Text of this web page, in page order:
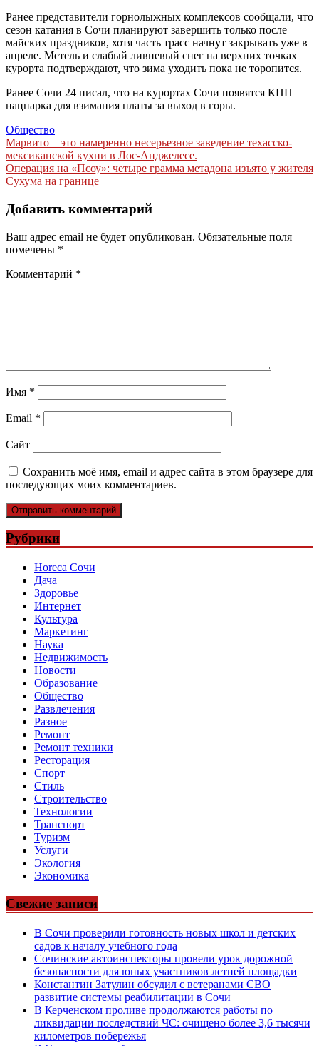
Ранее представители горнолыжных комплексов сообщали, что
сезон катания в Сочи планируют завершить только после
майских праздников, хотя часть трасс начнут закрывать уже в
апреле. Метель и слабый ливневый снег на верхних точках
курорта подтверждают, что зима уходить пока не торопится.
Ранее Сочи 24 писал, что на курортах Сочи появятся КПП
нацпарка для взимания платы за выход в горы.
Общество
Навигация
по
записям
Марвито – это намеренно несерьезное заведение техасско-
мексиканской кухни в Лос-Анджелесе.
Операция на «Псоу»: четыре грамма метадона изъято у жителя
Сухума на границе
Добавить комментарий
Ваш адрес email не будет опубликован. Обязательные поля
помечены *
Комментарий *
Имя *
Email *
Сайт
Сохранить моё имя, email и адрес сайта в этом браузере для
последующих моих комментариев.
Рубрики
Horeca Сочи
Дача
Здоровье
Интернет
Культура
Маркетинг
Наука
Недвижимость
Новости
Образование
Общество
Развлечения
Разное
Ремонт
Ремонт техники
Ресторация
Спорт
Стиль
Строительство
Технологии
Транспорт
Туризм
Услуги
Экология
Экономика
Свежие записи
В Сочи проверили готовность новых школ и детских
садов к началу учебного года
Сочинские автоинспекторы провели урок дорожной
безопасности для юных участников летней площадки
Константин Затулин обсудил с ветеранами СВО
развитие системы реабилитации в Сочи
В Керченском проливе продолжаются работы по
ликвидации последствий ЧС: очищено более 3,6 тысячи
километров побережья